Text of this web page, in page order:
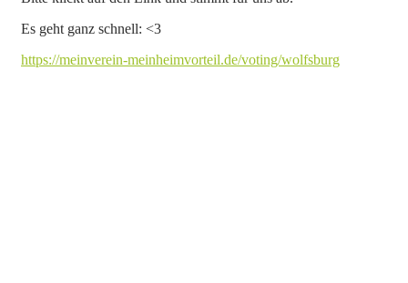
Es geht ganz schnell: <3
https://meinverein-meinheimvorteil.de/voting/wolfsburg